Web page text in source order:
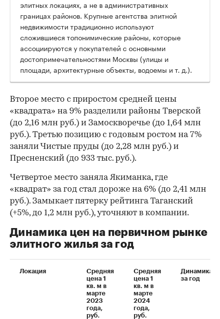
элитных локациях, а не в административных
границах районов. Крупные агентства элитной
недвижимости традиционно используют
сложившиеся топонимические районы, которые
ассоциируются у покупателей с основными
достопримечательностями Москвы (улицы и
площади, архитектурные объекты, водоемы и т. д.).
Второе место с приростом средней цены
«квадрата» на 9% разделили районы Тверской
(до 2,16 млн руб.) и Замоскворечье (до 1,64 млн
руб.). Третью позицию с годовым ростом на 7%
заняли Чистые пруды (до 2,28 млн руб.) и
Пресненский (до 933 тыс. руб.).
00:00
Четвертое место заняла Якиманка, где
«квадрат» за год стал дороже на 6% (до 2,41 млн
руб.). Замыкает пятерку рейтинга Таганский
(+5%, до 1,2 млн руб.), уточняют в компании.
Динамика цен на первичном рынке
элитного жилья за год
Локация
Средняя
цена 1
кв. м в
марте
2023
года,
руб.
Средняя
цена 1
кв. м в
марте
2024
года,
руб.
Динамика
за год